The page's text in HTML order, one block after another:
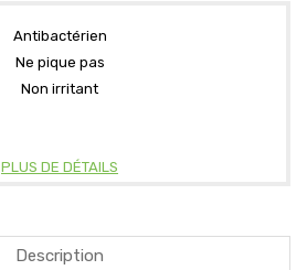
Antibactérien
Ne pique pas
Non irritant
PLUS DE DÉTAILS
Description